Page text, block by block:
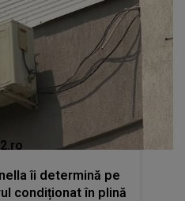
îi determină pe
condiționat în plină